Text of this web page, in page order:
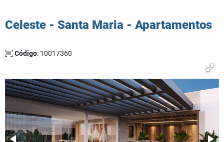
Celeste - Santa Maria - Apartamentos
Código: 10017360